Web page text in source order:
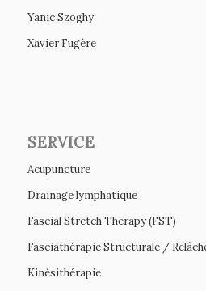
Yanic Szoghy
Xavier Fugère
SERVICE
Acupuncture
Drainage lymphatique
Fascial Stretch Therapy (FST)
Fasciathérapie Structurale /
Kinésithérapie